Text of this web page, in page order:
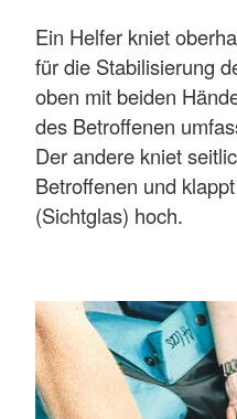
Ein Helfer kniet
für die Stabilisierung
oben mit beiden
des Betroffenen
Der andere kniet
Betroffenen und
(Sichtglas) hoch.